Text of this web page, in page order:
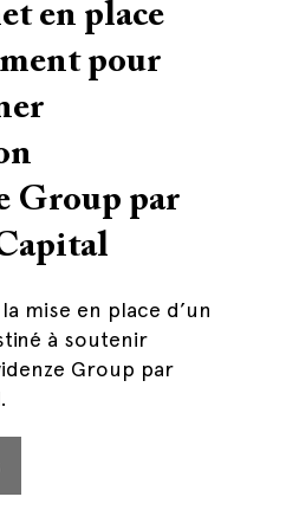
en place
pour
Group par
mise en place d’un
à soutenir
Group par